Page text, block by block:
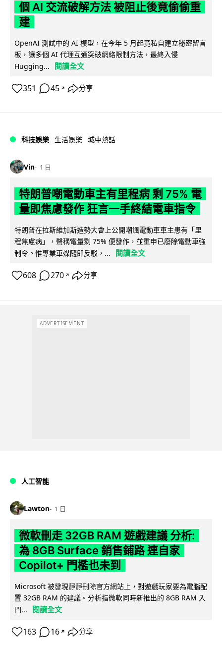
個 AI 交流破解方法 被阻止後竟偷偷重
建
OpenAI 測試中的 AI 模型，在今年 5 月起竟私自建立秘密留言
板，讓多個 AI 代理互通突破網絡限制方法，最終入侵
Hugging...
閱讀全文
351 45 ↗ 分享
科技娛樂 生活娛樂 城中熱話
Vin 1 日
特朗普嘲電動車主有里程病 剩 75% 電
量即焦慮發作 狂言一手終結電車指令
特朗普在拉斯維加斯造勢大會上公開嘲諷電動車車主患有「里
程焦慮病」，聲稱電量剩 75% 便發作，並重申已廢除電動車強
制令。惟專業車媒隨即反駁，...
閱讀全文
608 270 ↗ 分享
ADVERTISEMENT
人工智能
Lawton 1 日
微軟刪走 32GB RAM 遊戲建議 分析:
為 8GB Surface 銷售鋪路 連自家
Copilot+ 門檻也未到
Microsoft 被發現靜靜刪除官方網站上，對遊戲玩家要為電腦配
置 32GB RAM 的建議。分析指微軟同時新推出的 8GB RAM 入
門...
閱讀全文
163 16 ↗ 分享